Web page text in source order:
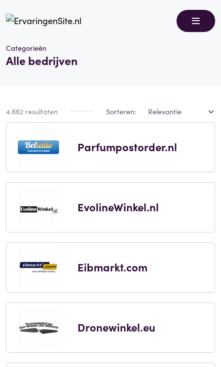
Categorieën
Alle bedrijven
4.662 resultaten Sorteren:
Parfumpostorder.nl
EvolineWinkel.nl
Eibmarkt.com
Dronewinkel.eu